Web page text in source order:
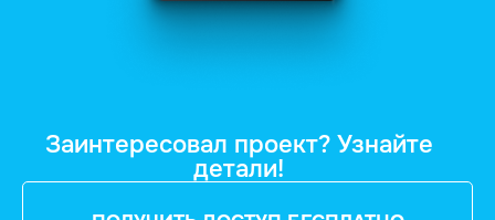
Заинтересовал проект? Узнайте
детали!